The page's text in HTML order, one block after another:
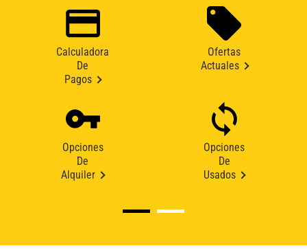
Calculadora
De
Pagos
Ofertas
Actuales
Opciones
De
Alquiler
Opciones
De
Usados